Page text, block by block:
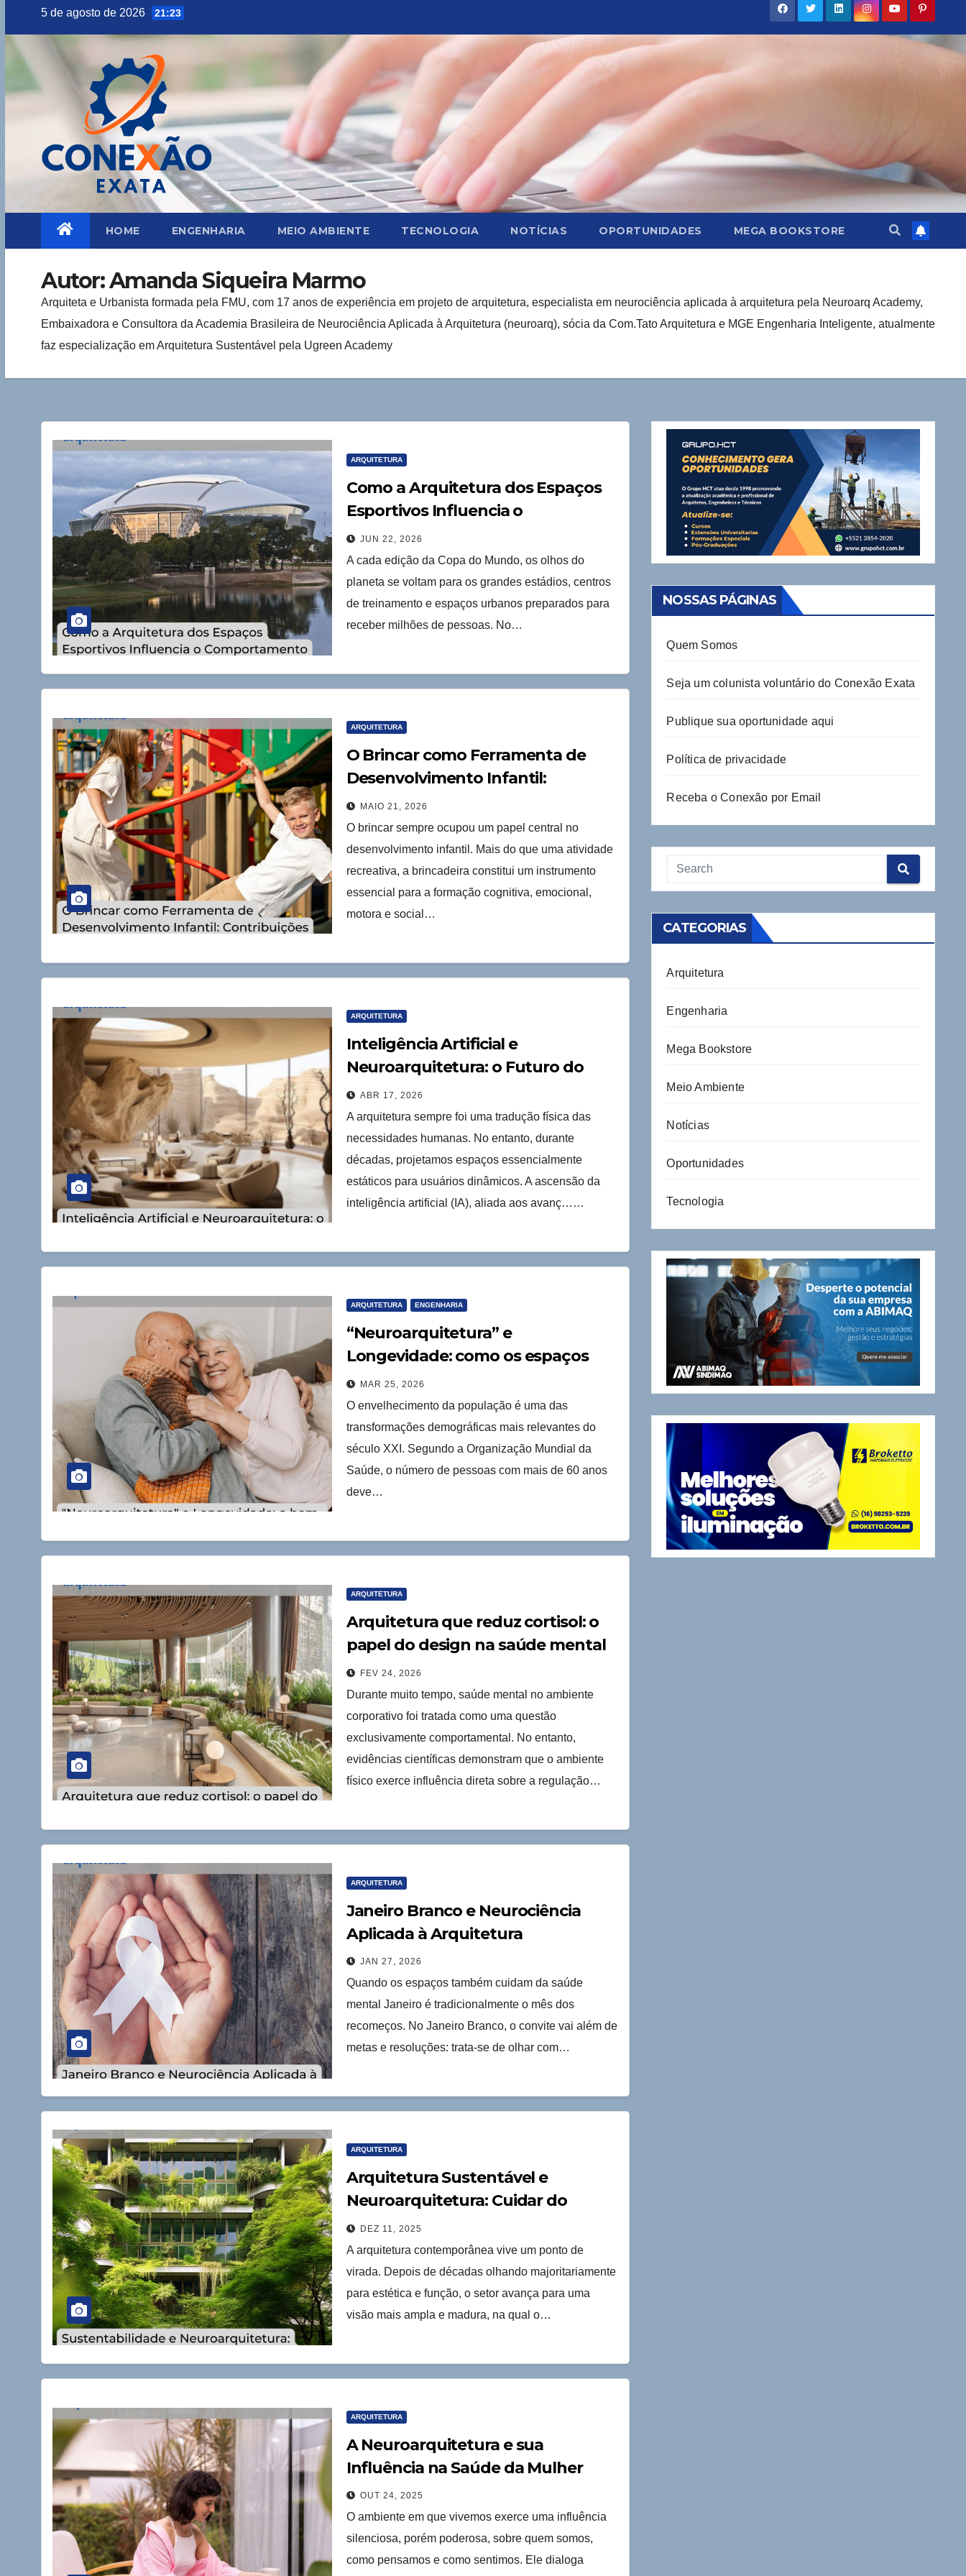
content
5 de agosto de 2026 21:23
HOME ENGENHARIA MEIO AMBIENTE TECNOLOGIA NOTÍCIAS OPORTUNIDADES MEGA BOOKSTORE
Autor:Amanda Siqueira Marmo
Arquiteta e Urbanista formada pela FMU, com 17 anos de experiência em projeto de arquitetura, especialista em neurociência aplicada à arquitetura pela Neuroarq Academy,
Embaixadora e Consultora da Academia Brasileira de Neurociência Aplicada à Arquitetura (neuroarq), sócia da Com.Tato Arquitetura e MGE Engenharia Inteligente, atualmente
faz especialização em Arquitetura Sustentável pela Ugreen Academy
ARQUITETURA
Como a Arquitetura dos Espaços
Esportivos Influencia o
Comportamento Humano
JUN 22, 2026
A cada edição da Copa do Mundo, os olhos do
planeta se voltam para os grandes estádios, centros
de treinamento e espaços urbanos preparados para
receber milhões de pessoas. No…
ARQUITETURA
O Brincar como Ferramenta de
Desenvolvimento Infantil:
Contribuições da Neurociência
Aplicada à Arquitetura
MAIO 21, 2026
O brincar sempre ocupou um papel central no
desenvolvimento infantil. Mais do que uma atividade
recreativa, a brincadeira constitui um instrumento
essencial para a formação cognitiva, emocional,
motora e social…
ARQUITETURA
Inteligência Artificial e
Neuroarquitetura: o Futuro do
Design Responsivo
ABR 17, 2026
A arquitetura sempre foi uma tradução física das
necessidades humanas. No entanto, durante
décadas, projetamos espaços essencialmente
estáticos para usuários dinâmicos. A ascensão da
inteligência artificial (IA), aliada aos avanç……
ARQUITETURA ENGENHARIA
“Neuroarquitetura” e
Longevidade: como os espaços
podem apoiar o bem-estar na
terceira idade
MAR 25, 2026
O envelhecimento da população é uma das
transformações demográficas mais relevantes do
século XXI. Segundo a Organização Mundial da
Saúde, o número de pessoas com mais de 60 anos
deve…
ARQUITETURA
Arquitetura que reduz cortisol: o
papel do design na saúde mental
das empresas
FEV 24, 2026
Durante muito tempo, saúde mental no ambiente
corporativo foi tratada como uma questão
exclusivamente comportamental. No entanto,
evidências científicas demonstram que o ambiente
físico exerce influência direta sobre a regulação…
ARQUITETURA
Janeiro Branco e Neurociência
Aplicada à Arquitetura
JAN 27, 2026
Quando os espaços também cuidam da saúde
mental Janeiro é tradicionalmente o mês dos
recomeços. No Janeiro Branco, o convite vai além de
metas e resoluções: trata-se de olhar com…
ARQUITETURA
Arquitetura Sustentável e
Neuroarquitetura: Cuidar do
Planeta e das Pessoas
DEZ 11, 2025
A arquitetura contemporânea vive um ponto de
virada. Depois de décadas olhando majoritariamente
para estética e função, o setor avança para uma
visão mais ampla e madura, na qual o…
ARQUITETURA
A Neuroarquitetura e sua
Influência na Saúde da Mulher
OUT 24, 2025
O ambiente em que vivemos exerce uma influência
silenciosa, porém poderosa, sobre quem somos,
como pensamos e como sentimos. Ele dialoga
NOSSAS PÁGINAS
Quem Somos
Seja um colunista voluntário do Conexão Exata
Publique sua oportunidade aqui
Política de privacidade
Receba o Conexão por Email
CATEGORIAS
Arquitetura
Engenharia
Mega Bookstore
Meio Ambiente
Notícias
Oportunidades
Tecnologia